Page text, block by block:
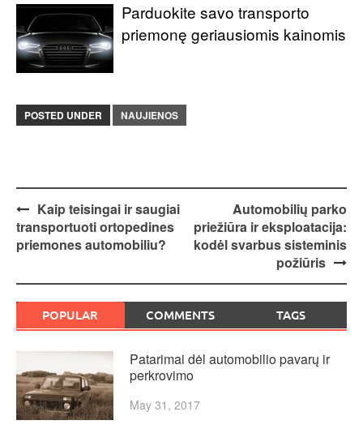
Parduokite savo transporto
priemonę geriausiomis kainomis
POSTED UNDER NAUJIENOS
Post
navigation
Kaip teisingai ir saugiai
transportuoti ortopedines
priemones automobiliu?
Automobilių parko
priežiūra ir eksploatacija:
kodėl svarbus sisteminis
požiūris
POPULAR COMMENTS TAGS
Patarimai dėl automobilio pavarų ir
perkrovimo
May 31, 2017